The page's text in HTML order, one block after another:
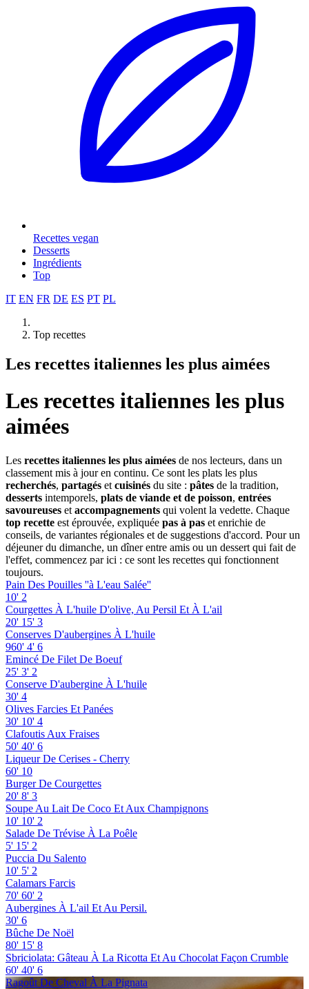
Recettes vegan
Desserts
Ingrédients
Top
IT EN FR DE ES PT PL
Top recettes
Les recettes italiennes les plus aimées
Les recettes italiennes les plus
aimées
Les recettes italiennes les plus aimées de nos lecteurs, dans un
classement mis à jour en continu. Ce sont les plats les plus
recherchés, partagés et cuisinés du site : pâtes de la tradition,
desserts intemporels, plats de viande et de poisson, entrées
savoureuses et accompagnements qui volent la vedette. Chaque
top recette est éprouvée, expliquée pas à pas et enrichie de
conseils, de variantes régionales et de suggestions d'accord. Pour un
déjeuner du dimanche, un dîner entre amis ou un dessert qui fait de
l'effet, commencez par ici : ce sont les recettes qui fonctionnent
toujours.
Pain Des Pouilles ''à L'eau Salée''
10' 2
Courgettes À L'huile D'olive, Au Persil Et À L'ail
20' 15' 3
Conserves D'aubergines À L'huile
960' 4' 6
Emincé De Filet De Boeuf
25' 3' 2
Conserve D'aubergine À L'huile
30' 4
Olives Farcies Et Panées
30' 10' 4
Clafoutis Aux Fraises
50' 40' 6
Liqueur De Cerises - Cherry
60' 10
Burger De Courgettes
20' 8' 3
Soupe Au Lait De Coco Et Aux Champignons
10' 10' 2
Salade De Trévise À La Poêle
5' 15' 2
Puccia Du Salento
10' 5' 2
Calamars Farcis
70' 60' 2
Aubergines À L'ail Et Au Persil.
30' 6
Bûche De Noël
80' 15' 8
Sbriciolata: Gâteau À La Ricotta Et Au Chocolat Façon Crumble
60' 40' 6
Ragoût De Cheval À La Pignata